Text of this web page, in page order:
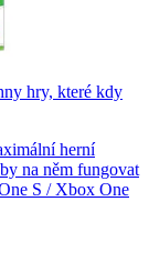
hry, které kdy
herní
na něm fungovat
S / Xbox One